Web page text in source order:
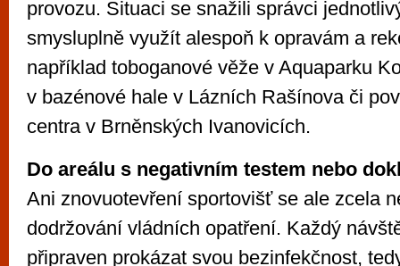
provozu. Situaci se snažili správci
smysluplně využít alespoň k opravám a
například toboganové věže v Aquaparku
v bazénové hale v Lázních Rašínova či
centra v Brněnských Ivanovicích.
Do areálu s negativním testem nebo
Ani znovuotevření sportovišť se ale zcela
dodržování vládních opatření. Každý
připraven prokázat svou bezinfekčnost,